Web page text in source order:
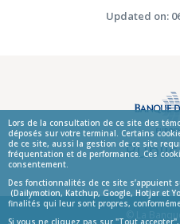
Lors de la consultation de ce site des
déposés sur votre terminal. Certains
de ce site, aussi la gestion de ce site
fréquentation et de performance. Ces
consentement.
Des fonctionnalités de ce site s’appuient
(Dailymotion, Katchup, Google, Hotjar et
finalités qui leur sont propres,
Updated on: